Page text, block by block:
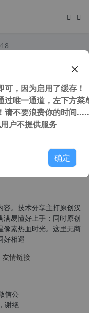
复软件) 32/64位
容。技术分享主打原创汉
满易懂好上手；同时原创
像素热血时光。这里无商
好相遇
友情链接
信公
谢绝
，因为启用了缓存！
唯一通道，左下方菜
请不要浪费你的时间
户不提供服务
确定